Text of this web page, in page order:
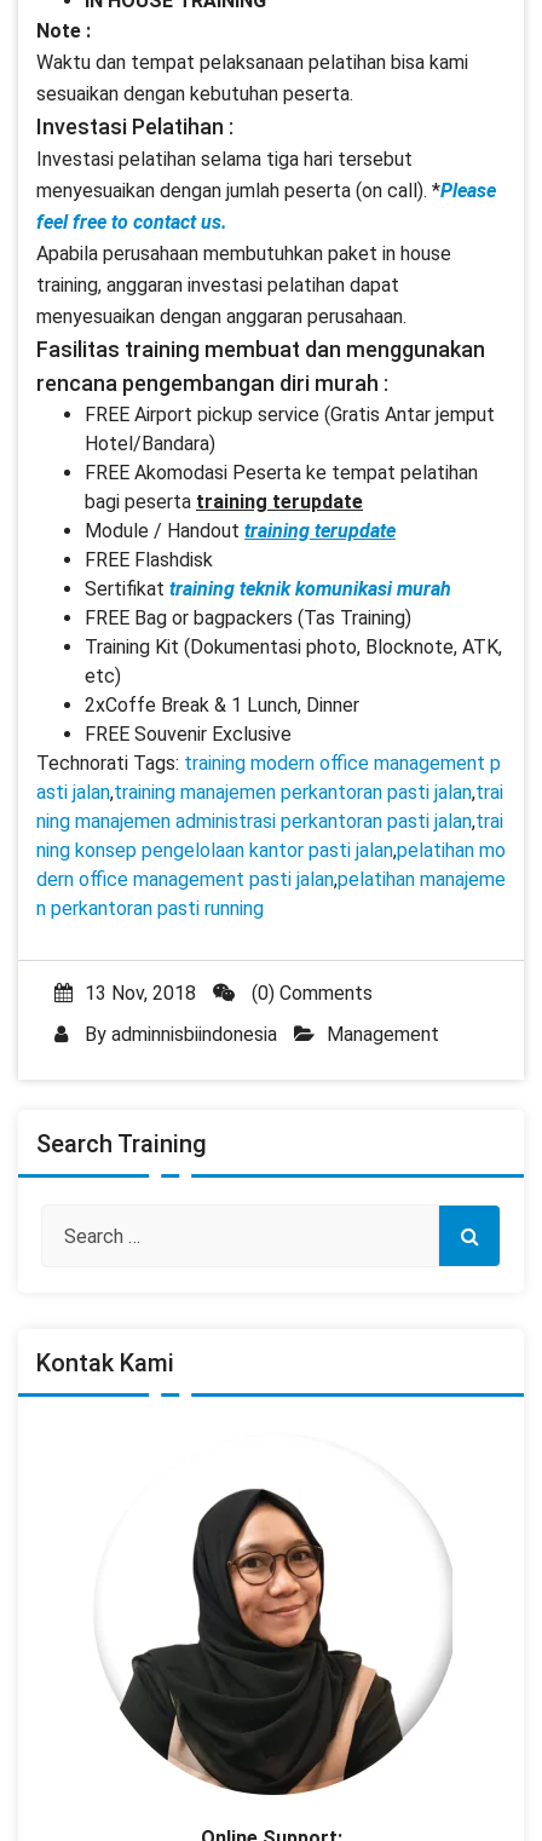
Note :
Waktu dan tempat pelaksanaan pelatihan bisa kami
sesuaikan dengan kebutuhan peserta.
Investasi Pelatihan :
Investasi pelatihan selama tiga hari tersebut
menyesuaikan dengan jumlah peserta (on call). *Please
feel free to contact us.
Apabila perusahaan membutuhkan paket in house
training, anggaran investasi pelatihan dapat
menyesuaikan dengan anggaran perusahaan.
Fasilitas training membuat dan menggunakan
rencana pengembangan diri murah :
FREE Airport pickup service (Gratis Antar jemput
Hotel/Bandara)
FREE Akomodasi Peserta ke tempat pelatihan
bagi peserta training terupdate
Module / Handout training terupdate
FREE Flashdisk
Sertifikat training teknik komunikasi murah
FREE Bag or bagpackers (Tas Training)
Training Kit (Dokumentasi photo, Blocknote, ATK,
etc)
2xCoffe Break & 1 Lunch, Dinner
FREE Souvenir Exclusive
Technorati Tags: training modern office management p
asti jalan,training manajemen perkantoran pasti jalan,trai
ning manajemen administrasi perkantoran pasti jalan,trai
ning konsep pengelolaan kantor pasti jalan,pelatihan mo
dern office management pasti jalan,pelatihan manajeme
n perkantoran pasti running
13 Nov, 2018
(0) Comments
By adminnisbiindonesia Management
Search Training
Kontak Kami